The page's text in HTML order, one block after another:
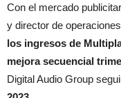
Con el mercado
y director de
los ingresos de
mejora secuencial
Digital Audio Group